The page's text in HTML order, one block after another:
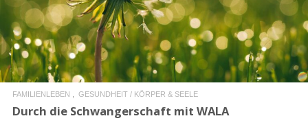
FAMILIENLEBEN GESUNDHEIT / KÖRPER & SEELE
Durch die Schwangerschaft mit WALA